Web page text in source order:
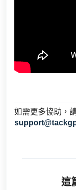
如需更多協助，
這